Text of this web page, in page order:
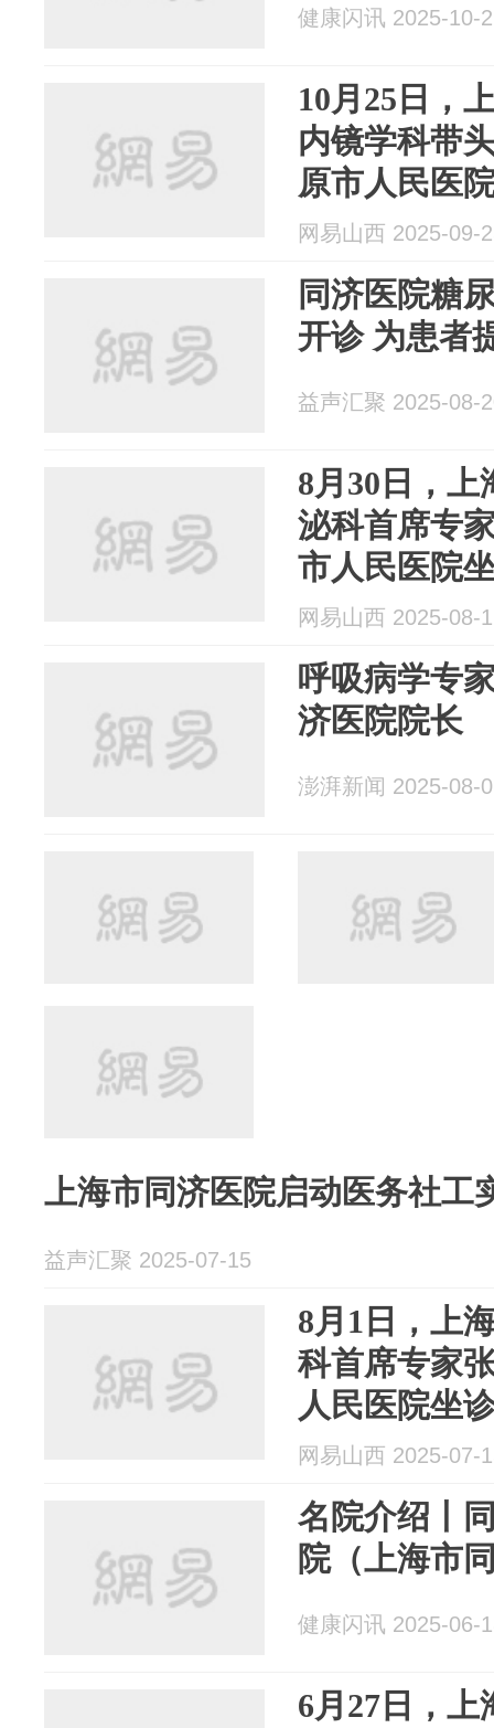
健康闪讯 2025-10-
10月25日，
内镜学科带
原市人民医
网易山西 2025-09-
同济医院糖
开诊 为患者
益声汇聚 2025-08-
8月30日，
泌科首席专
市人民医院
网易山西 2025-08-
呼吸病学专
济医院院长
澎湃新闻 2025-08-
上海市同济医院启动医务社工
益声汇聚 2025-07-15
8月1日，上
科首席专家
人民医院坐
网易山西 2025-07-
名院介绍丨
院（上海市
健康闪讯 2025-06-
6月27日，